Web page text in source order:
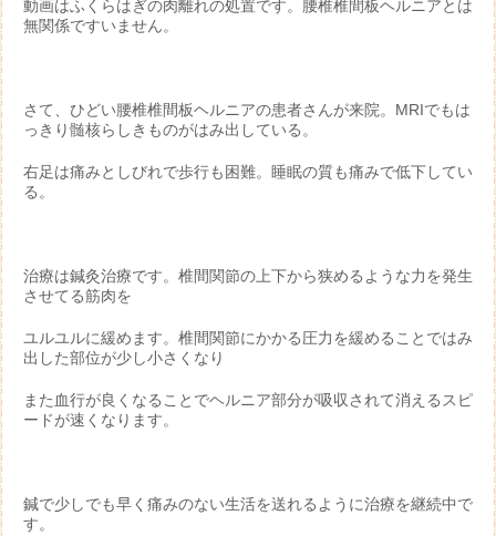
動画はふくらはぎの肉離れの処置です。腰椎椎間板ヘルニアとは
無関係ですいません。
さて、ひどい腰椎椎間板ヘルニアの患者さんが来院。MRIでもは
っきり髄核らしきものがはみ出している。
右足は痛みとしびれで歩行も困難。睡眠の質も痛みで低下してい
る。
治療は鍼灸治療です。椎間関節の上下から狭めるような力を発生
させてる筋肉を
ユルユルに緩めます。椎間関節にかかる圧力を緩めることではみ
出した部位が少し小さくなり
また血行が良くなることでヘルニア部分が吸収されて消えるスピ
ードが速くなります。
鍼で少しでも早く痛みのない生活を送れるように治療を継続中で
す。